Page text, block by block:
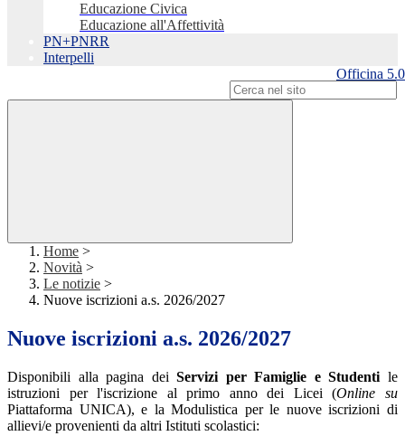
Educazione Civica
Educazione all'Affettività
PN+PNRR
Interpelli
Officina 5.0
Home >
Novità >
Le notizie >
Nuove iscrizioni a.s. 2026/2027
Nuove iscrizioni a.s. 2026/2027
Disponibili alla pagina deiServizi per Famiglie e Studenti le
istruzioni per l'iscrizione al primo anno dei Licei (Online su
Piattaforma UNICA), e la Modulistica per le nuove iscrizioni di
allievi/e provenienti da altri Istituti scolastici: